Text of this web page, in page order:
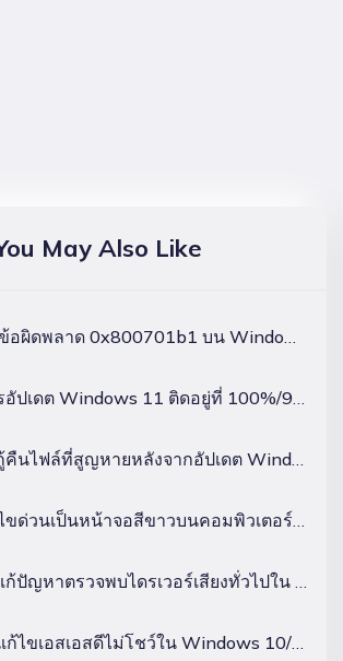
May Also Like
พลาด 0x800701b1 บน Windows 11/10 หรือไม่? ตามนี้คือวิธีการแก้ไข
เดต Windows 11 ติดอยู่ที่ 100%/99%/94%/88%/74%/8%? อ่านนี่!
นไฟล์ที่สูญหายหลังจากอัปเดต Windows 11 ได้อย่างไร?
วนเป็นหน้าจอสีขาวบนคอมพิวเตอร์/แล็ปท็อปที่ใช้ Windows ในปี 2026
ญหาตรวจพบไดรเวอร์เสียงทั่วไปใน Windows 10/11 ได้อย่างไร?
ไขเอสเอสดีไม่โชว์ใน Windows 10/11?